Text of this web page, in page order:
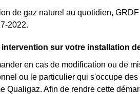
de gaz naturel au quotidien,
2022.
sur votre installation
en cas de modification ou de
ou le particulier qui s'occupe
Qualigaz. Afin de rendre cette